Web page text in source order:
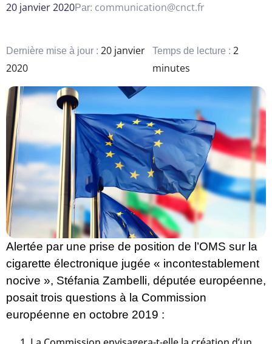
20 janvier 2020Par: communication@cnct.fr
Dernière mise à jour : 20 janvier
2020
Temps de lecture : 2
minutes
Alertée par une prise de position de l’OMS sur la
cigarette électronique jugée « incontestablement
nocive », Stéfania Zambelli, députée européenne,
posait trois questions à la Commission
européenne en octobre 2019 :